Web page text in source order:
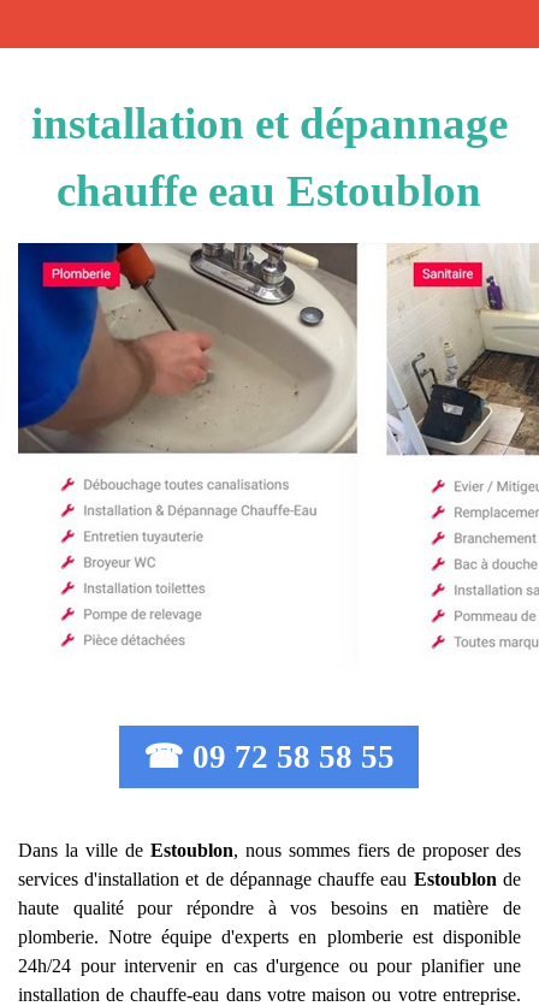
installation et dépannage
chauffe eau Estoublon
☎ 09 72 58 58 55
Dans la ville de Estoublon, nous sommes fiers de proposer des
services d'installation et de dépannage chauffe eau Estoublon de
haute qualité pour répondre à vos besoins en matière de
plomberie. Notre équipe d'experts en plomberie est disponible
24h/24 pour intervenir en cas d'urgence ou pour planifier une
installation de chauffe-eau dans votre maison ou votre entreprise.